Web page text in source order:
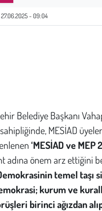
27.06.2025 - 09:04
Belediye Başkanı
MESİAD
‘MESİAD ve MEP
adına önem arz ettiğini
temel taşı
kurum ve
birinci ağızdan